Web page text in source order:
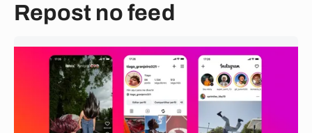
Repost no feed